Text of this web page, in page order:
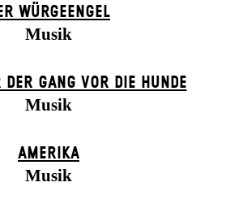
WÜR­GE­ENG­EL
Musik
DER GANG VOR DIE HUNDE
Musik
AMERIKA
Musik